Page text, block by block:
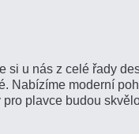
u nás z celé řady
Nabízíme moderní
plavce budou